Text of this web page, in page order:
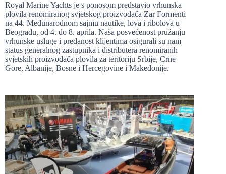
Royal Marine Yachts je s ponosom predstavio vrhunska
plovila renomiranog svjetskog proizvođača Zar Formenti
na 44. Međunarodnom sajmu nautike, lova i ribolova u
Beogradu, od 4. do 8. aprila. Naša posvećenost pružanju
vrhunske usluge i predanost klijentima osigurali su nam
status generalnog zastupnika i distributera renomiranih
svjetskih proizvođača plovila za teritoriju Srbije, Crne
Gore, Albanije, Bosne i Hercegovine i Makedonije.